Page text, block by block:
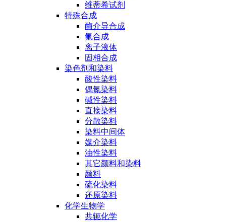
维蒂希试剂
特殊合成
酶介导合成
氟合成
离子液体
固相合成
染色剂和染料
酸性染料
偶氮染料
碱性染料
直接染料
分散染料
染料中间体
媒介染料
油性染料
其它颜料和染料
颜料
硫化染料
还原染料
化学生物学
共轭化学